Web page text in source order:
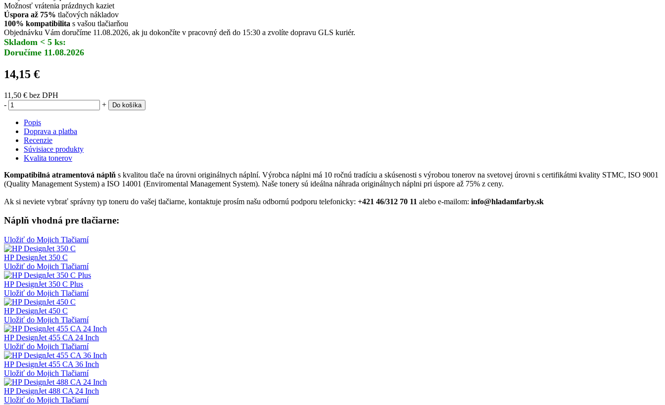
Možnosť vrátenia prázdnych kaziet
Úspora až 75% tlačových nákladov
100% kompatibilita s vašou tlačiarňou
Objednávku Vám doručíme 11.08.2026, ak ju dokončíte v pracovný deň do 15:30 a zvolíte dopravu GLS kuriér.
Skladom < 5 ks:
Doručíme 11.08.2026
14,15 €
11,50 € bez DPH
-
+ Do košíka
Popis
Doprava a platba
Recenzie
Súvisiace produkty
Kvalita tonerov
Kompatibilná atramentová náplň s kvalitou tlače na úrovni originálnych náplní. Výrobca náplni má 10 ročnú tradíciu a skúsenosti s výrobou tonerov na svetovej úrovni s certifikátmi kvality STMC, ISO 9001
(Quality Management System) a ISO 14001 (Enviromental Management System). Naše tonery sú ideálna náhrada originálnych náplni pri úspore až 75% z ceny.
Ak si neviete vybrať správny typ toneru do vašej tlačiarne, kontaktuje prosím našu odbornú podporu telefonicky: +421 46/312 70 11 alebo e-mailom: info@hladamfarby.sk
Náplň vhodná pre tlačiarne:
Uložiť do Mojich Tlačiarní
HP DesignJet 350 C
Uložiť do Mojich Tlačiarní
HP DesignJet 350 C Plus
Uložiť do Mojich Tlačiarní
HP DesignJet 450 C
Uložiť do Mojich Tlačiarní
HP DesignJet 455 CA 24 Inch
Uložiť do Mojich Tlačiarní
HP DesignJet 455 CA 36 Inch
Uložiť do Mojich Tlačiarní
HP DesignJet 488 CA 24 Inch
Uložiť do Mojich Tlačiarní